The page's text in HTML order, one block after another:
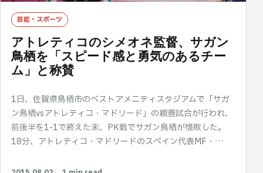
芸能・スポーツ
アトレティコのシメオネ監督、サガン
鳥栖を「スピード感と勇気のあるチー
ム」と称賛
1日、佐賀県鳥栖市のベストアメニティスタジアムで「サガ
ン鳥栖vsアトレティコ・マドリード」の親善試合が行われ、
前後半を1-1で終えた末、PK戦でサガン鳥栖が惜敗した。
18分、アトレティコ・マドリードのスペイン代表MF・…